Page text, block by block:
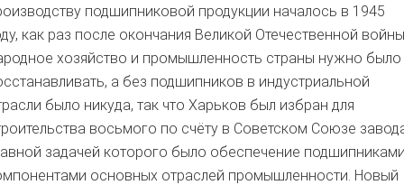
подшипниковой продукции началось в 1945
как раз после окончания Великой Отечественной
хозяйство и промышленность страны нужно было
а без подшипников в индустриальной
было никуда, так что Харьков был избран для
восьмого по счёту в Советском Союзе
задачей которого было обеспечение
основных отраслей промышленности. Новый